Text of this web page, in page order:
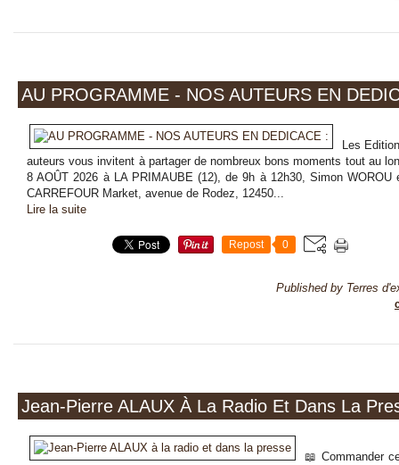
AU PROGRAMME - NOS AUTEURS EN
Les
auteurs vous invitent à partager de nombreux bons moments tout au
8 AOÛT 2026 à LA PRIMAUBE (12), de 9h à 12h30, Simon WOROU
CARREFOUR Market, avenue de Rodez, 12450...
Lire la suite
Repost 0
Published by Terres
Jean-Pierre ALAUX À La Radio Et Dans La
📖 Commander